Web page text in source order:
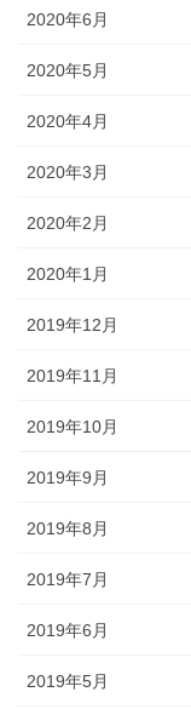
2020年6月
2020年5月
2020年4月
2020年3月
2020年2月
2020年1月
2019年12月
2019年11月
2019年10月
2019年9月
2019年8月
2019年7月
2019年6月
2019年5月